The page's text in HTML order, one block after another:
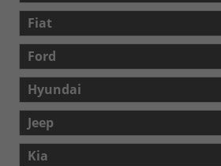
Fiat
Ford
Hyundai
Jeep
Kia